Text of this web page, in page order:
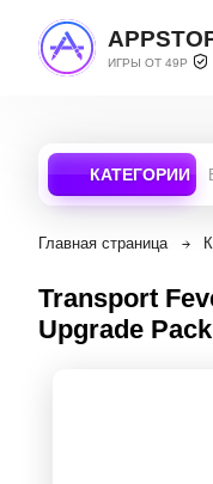
ИГРЫ ОТ 49Р
КАТЕГОРИИ
Главная страница
Transport
Upgrade